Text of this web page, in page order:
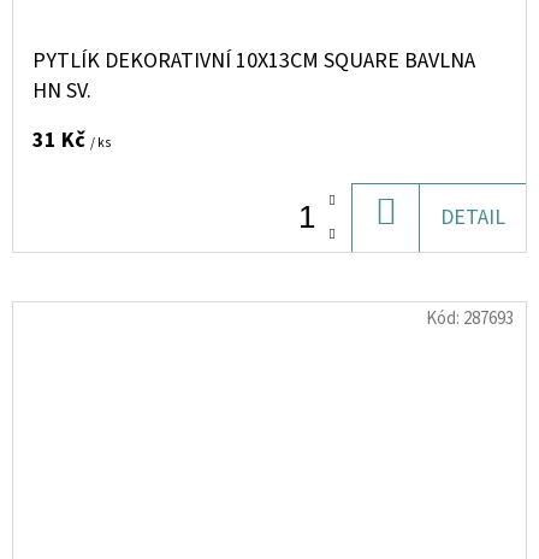
PYTLÍK DEKORATIVNÍ 10X13CM SQUARE BAVLNA
HN SV.
31 Kč / ks
KOŠÍKU
DETAIL
Kód: 287693